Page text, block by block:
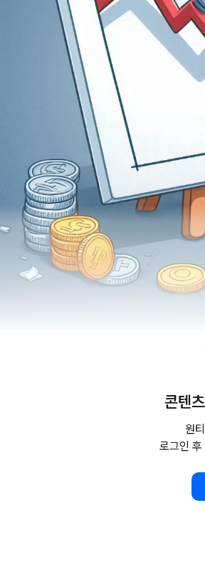
경제 침체기의 기업은 채용 축소 외에도 추가
로조건 변경 또는 축소하는 방안을 검토하기
콘텐
원
로그인